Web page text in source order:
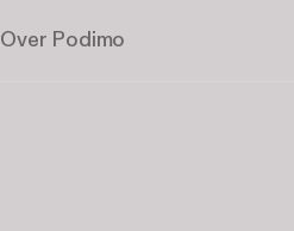
Over Podimo